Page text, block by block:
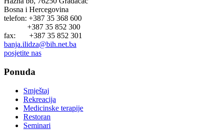
Bosna i Hercegovina
telefon: +387 35 368 600
+387 35 852 300
fax: +387 35 852 301
banja.ilidza@bih.net.ba
posjetite nas
Ponuda
Smještaj
Rekreacija
Medicinske terapije
Restoran
Seminari